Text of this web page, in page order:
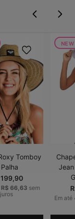
Tomboy
199,90
R$ 66 ,63 sem
juros
NEW
Em até